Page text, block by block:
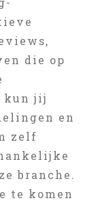
die op
kun jij
en
zelf
branche.
te komen